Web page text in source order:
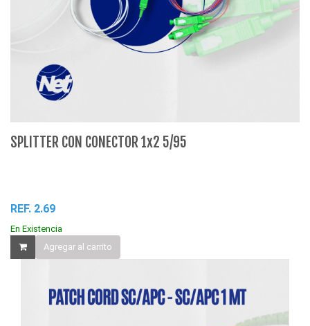
SPLITTER CON CONECTOR 1x2 5/95
REF. 2.69
En Existencia
Agregar al carrito